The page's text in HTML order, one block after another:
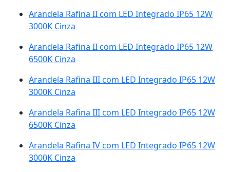
Arandela Rafina II com LED Integrado IP65 12W
3000K Cinza
Arandela Rafina II com LED Integrado IP65 12W
6500K Cinza
Arandela Rafina III com LED Integrado IP65 12W
3000K Cinza
Arandela Rafina III com LED Integrado IP65 12W
6500K Cinza
Arandela Rafina IV com LED Integrado IP65 12W
3000K Cinza